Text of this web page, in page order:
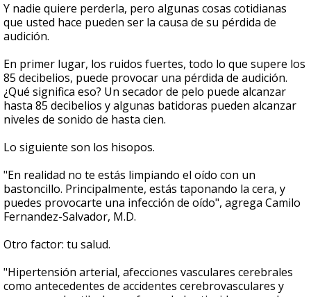
Y nadie quiere perderla, pero algunas cosas cotidianas
que usted hace pueden ser la causa de su pérdida de
audición.
En primer lugar, los ruidos fuertes, todo lo que supere los
85 decibelios, puede provocar una pérdida de audición.
¿Qué significa eso? Un secador de pelo puede alcanzar
hasta 85 decibelios y algunas batidoras pueden alcanzar
niveles de sonido de hasta cien.
Lo siguiente son los hisopos.
"En realidad no te estás limpiando el oído con un
bastoncillo. Principalmente, estás taponando la cera, y
puedes provocarte una infección de oído", agrega Camilo
Fernandez-Salvador, M.D.
Otro factor: tu salud.
"Hipertensión arterial, afecciones vasculares cerebrales
como antecedentes de accidentes cerebrovasculares y